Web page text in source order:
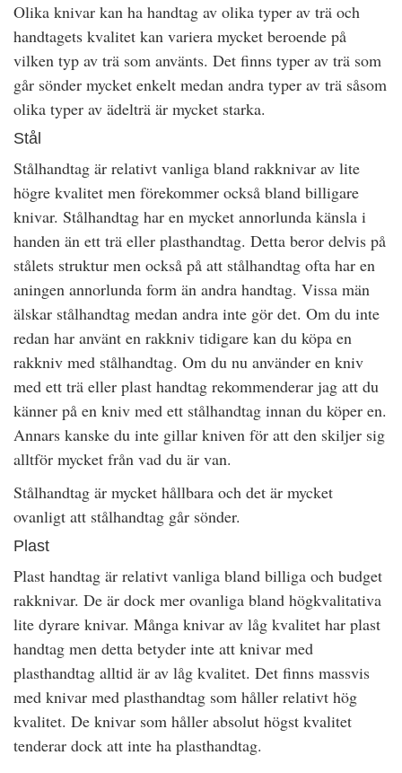
Olika knivar kan ha handtag av olika typer av trä och
handtagets kvalitet kan variera mycket beroende på
vilken typ av trä som använts. Det finns typer av trä som
går sönder mycket enkelt medan andra typer av trä såsom
olika typer av ädelträ är mycket starka.
Stål
Stålhandtag är relativt vanliga bland rakknivar av lite
högre kvalitet men förekommer också bland billigare
knivar. Stålhandtag har en mycket annorlunda känsla i
handen än ett trä eller plasthandtag. Detta beror delvis på
stålets struktur men också på att stålhandtag ofta har en
aningen annorlunda form än andra handtag. Vissa män
älskar stålhandtag medan andra inte gör det. Om du inte
redan har använt en rakkniv tidigare kan du köpa en
rakkniv med stålhandtag. Om du nu använder en kniv
med ett trä eller plast handtag rekommenderar jag att du
känner på en kniv med ett stålhandtag innan du köper en.
Annars kanske du inte gillar kniven för att den skiljer sig
alltför mycket från vad du är van.
Stålhandtag är mycket hållbara och det är mycket
ovanligt att stålhandtag går sönder.
Plast
Plast handtag är relativt vanliga bland billiga och budget
rakknivar. De är dock mer ovanliga bland högkvalitativa
lite dyrare knivar. Många knivar av låg kvalitet har plast
handtag men detta betyder inte att knivar med
plasthandtag alltid är av låg kvalitet. Det finns massvis
med knivar med plasthandtag som håller relativt hög
kvalitet. De knivar som håller absolut högst kvalitet
tenderar dock att inte ha plasthandtag.